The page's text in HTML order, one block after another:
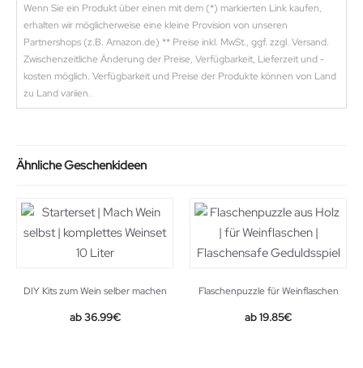
Wenn Sie ein Produkt über einen mit dem (*) markierten Link kaufen,
erhalten wir möglicherweise eine kleine Provision von unseren
Partnershops (z.B. Amazon.de) ** Preise inkl. MwSt., ggf. zzgl. Versand.
Zwischenzeitliche Änderung der Preise, Verfügbarkeit, Lieferzeit und -
kosten möglich. Verfügbarkeit und Preise der Produkte können von Land
zu Land variien.
Ähnliche Geschenkideen
DIY Kits zum Wein selber machen
36.99€
Flaschenpuzzle für Weinflaschen
19.85€